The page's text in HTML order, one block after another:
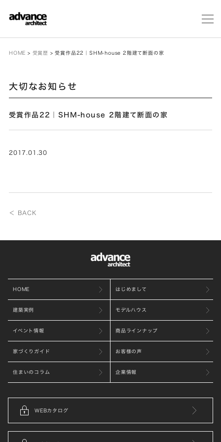
メ
HOME > 受賞歴 >受賞作品22｜SHM-house 2階建て断面の家
大切なお知らせ
受賞作品22｜SHM-house 2階建て断面の家
2017.01.30
＜ BACK
HOME はじめまして
建築実例 モデルハウス
イベント情報 商品ラインナップ
家づくりガイド お客様の声
住まいのコラム 企業情報
WEBカタログ